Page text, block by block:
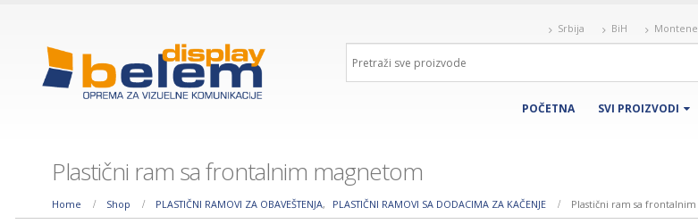
Srbija BiH
POČETNA SVI PROIZVODI
Plastični ram sa frontalnim magnetom
Home Shop PLASTIČNI RAMOVI ZA OBAVEŠTENJA, PLASTIČNI RAMOVI SA DODACIMA ZA KAČENJE Plastični ram sa